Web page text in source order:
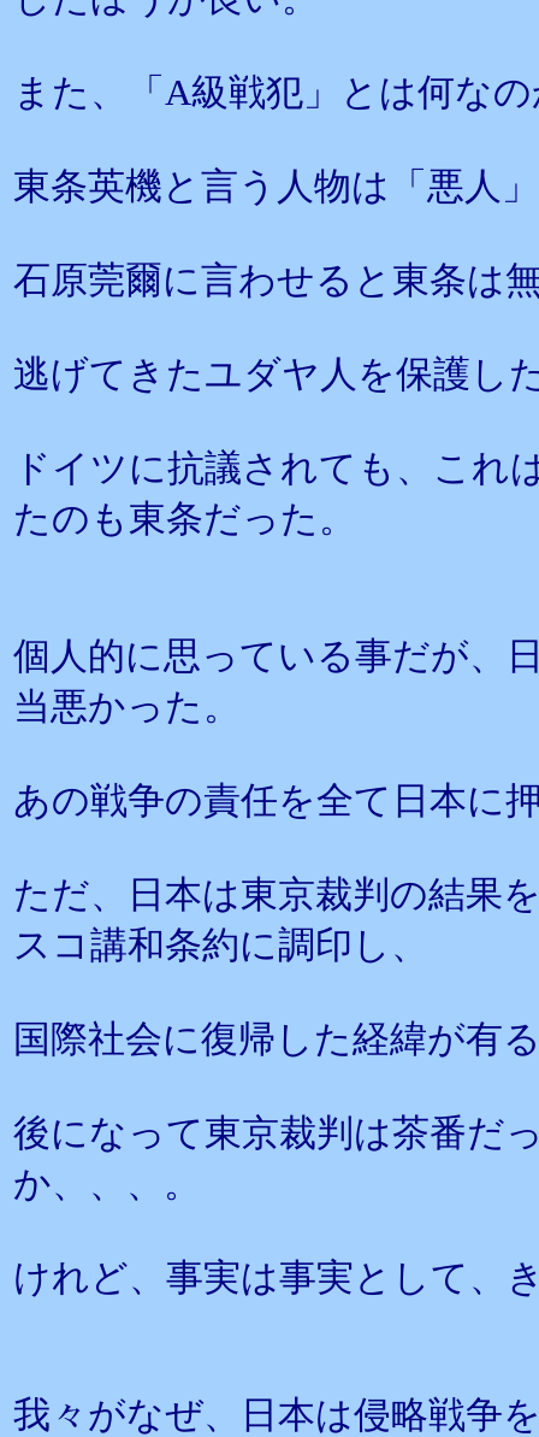
また、「A級戦犯」とは何な
東条英機と言う人物は「悪人
石原莞爾に言わせると東条は
逃げてきたユダヤ人を保護し
ドイツに抗議されても、これ
たのも東条だった。
個人的に思っている事だが、
当悪かった。
あの戦争の責任を全て日本に
ただ、日本は東京裁判の結果
スコ講和条約に調印し、
国際社会に復帰した経緯が有
後になって東京裁判は茶番だ
か、、、。
けれど、事実は事実として、
我々がなぜ、日本は侵略戦争